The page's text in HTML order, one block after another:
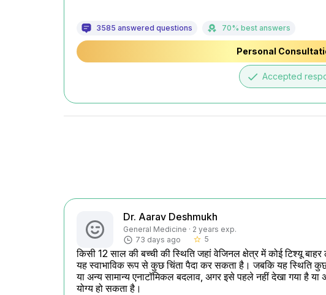
3585 answered questions 70% best answers
Personal
done Accepted
Dr. Aarav Deshmukh
General Medicine · 2 years exp.
73 days ago
star_border 5
किसी 12 साल की बच्ची की स्थिति जहां वेजिनल क्षेत्र में कोई टिश्यू
यह स्वाभाविक रूप से कुछ चिंता पैदा कर सकता है। जबकि यह स्थिति
या अन्य सामान्य एनाटॉमिकल बदलाव, अगर इसे पहले नहीं देखा गया है या
योग्य हो सकता है।